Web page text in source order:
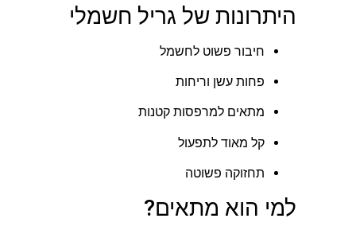
היתרונות של גריל חשמלי
חיבור פשוט לחשמל
פחות עשן וריחות
מתאים למרפסות קטנות
קל מאוד לתפעול
תחזוקה פשוטה
למי הוא מתאים?